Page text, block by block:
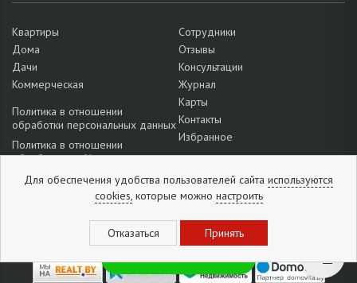
Квартиры
Дома
Дачи
Коммерческая
Политика в отношении
обработки персональных данных
Политика в отношении
обработки cookie
Подробнее о настройках файлов
Сотрудники
Отзывы
Консультации
Журнал
Карты
Контакты
Избранное
Отзывы: 5из5 (1296 отзывов)
Для обеспечения удобства пользователей сайта используются
cookies,которые можно настроить